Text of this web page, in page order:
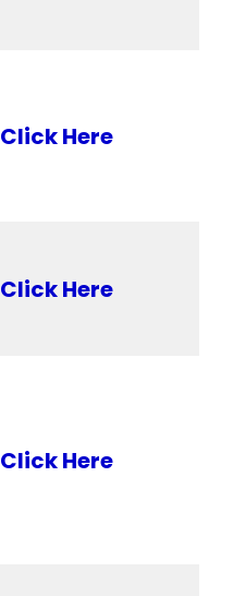
Click Here
Click Here
Click Here